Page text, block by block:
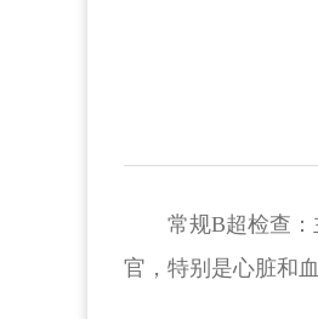
常规B超检查
官，特别是心脏和